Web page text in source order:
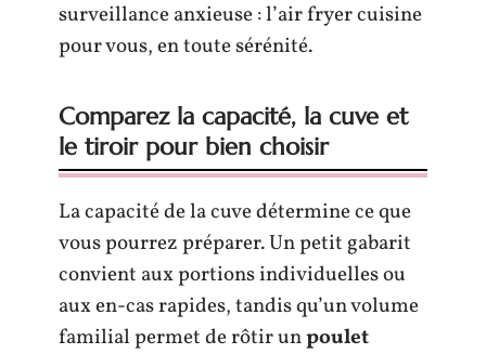
surveillance anxieuse : l’air fryer cuisine
pour vous, en toute sérénité.
Comparez la capacité, la cuve et
le tiroir pour bien choisir
La capacité de la cuve détermine ce que
vous pourrez préparer. Un petit gabarit
convient aux portions individuelles ou
aux en-cas rapides, tandis qu’un volume
familial permet de rôtir unpoulet